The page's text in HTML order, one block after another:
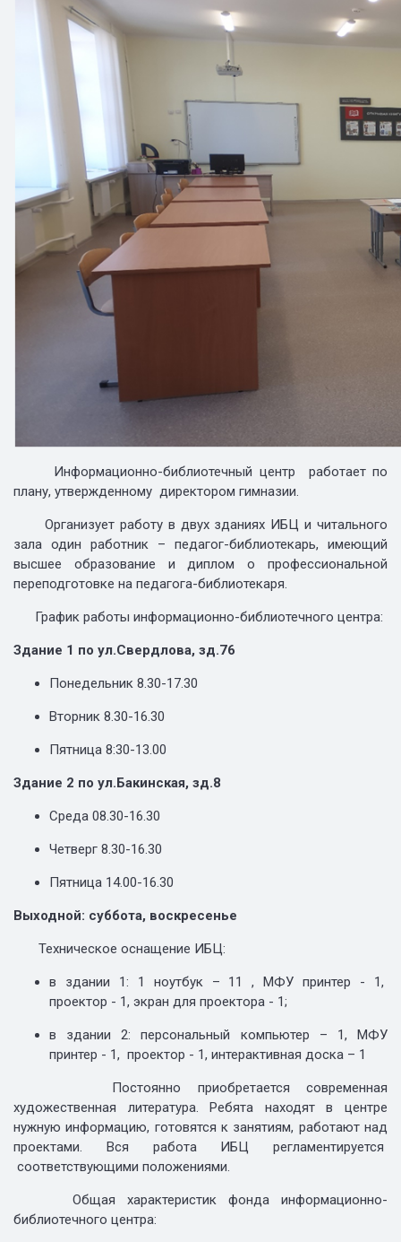
Информационно-библиотечный центр работает по
плану, утвержденному директором гимназии.
Организует работу в двух зданиях ИБЦ и читального
зала один работник – педагог-библиотекарь, имеющий
высшее образование и диплом о профессиональной
переподготовке на педагога-библиотекаря.
График работы информационно-библиотечного центра:
Здание 1 по ул.Свердлова, зд.76
Понедельник 8.30-17.30
Вторник 8.30-16.30
Пятница 8:30-13.00
Здание 2 по ул.Бакинская, зд.8
Среда 08.30-16.30
Четверг 8.30-16.30
Пятница 14.00-16.30
Выходной: суббота, воскресенье
Техническое оснащение ИБЦ:
в здании 1: 1 ноутбук – 11 , МФУ принтер - 1,
проектор - 1, экран для проектора - 1;
в здании 2: персональный компьютер – 1, МФУ
принтер - 1, проектор - 1, интерактивная доска – 1
Постоянно приобретается современная
художественная литература. Ребята находят в центре
нужную информацию, готовятся к занятиям, работают над
проектами. Вся работа ИБЦ регламентируется
соответствующими положениями.
Общая характеристик фонда информационно-
библиотечного центра: